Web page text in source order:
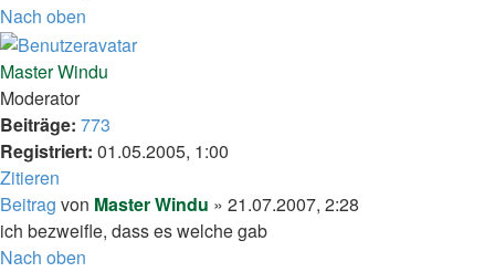
Nach oben
Master Windu
Moderator
Beiträge: 773
Registriert: 01.05.2005, 1:00
Zitieren
Beitrag von Master Windu » 21.07.2007, 2:28
ich bezweifle, dass es welche gab
Nach oben